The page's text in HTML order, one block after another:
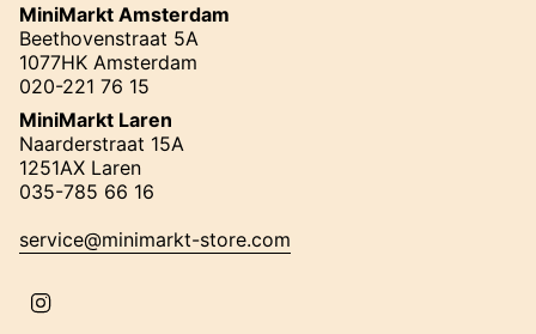
MiniMarkt Amsterdam
Beethovenstraat 5A
1077HK Amsterdam
020-221 76 15
MiniMarkt Laren
Naarderstraat 15A
1251AX Laren
035-785 66 16
service@minimarkt-store.com